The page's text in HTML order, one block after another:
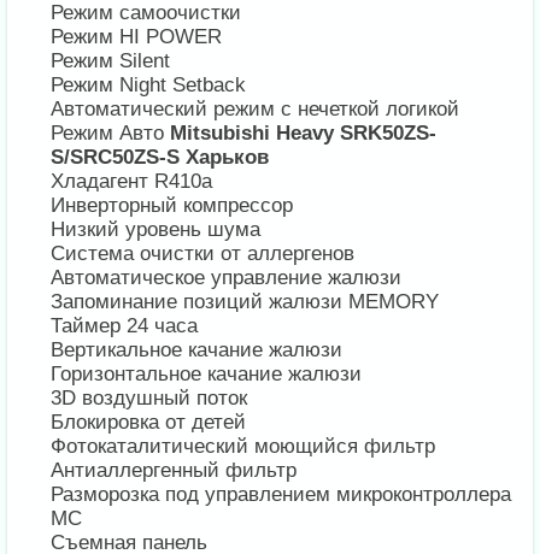
Режим самоочистки
Режим HI POWER
Режим Silent
Режим Night Setback
Автоматический режим с нечеткой логикой
Режим Авто Mitsubishi Heavy SRK50ZS-
S/SRC50ZS-S Харьков
Хладагент R410a
Инверторный компрессор
Низкий уровень шума
Система очистки от аллергенов
Автоматическое управление жалюзи
Запоминание позиций жалюзи MEMORY
Таймер 24 часа
Вертикальное качание жалюзи
Горизонтальное качание жалюзи
3D воздушный поток
Блокировка от детей
Фотокаталитический моющийся фильтр
Антиаллергенный фильтр
Разморозка под управлением микроконтроллера
MC
Съемная панель